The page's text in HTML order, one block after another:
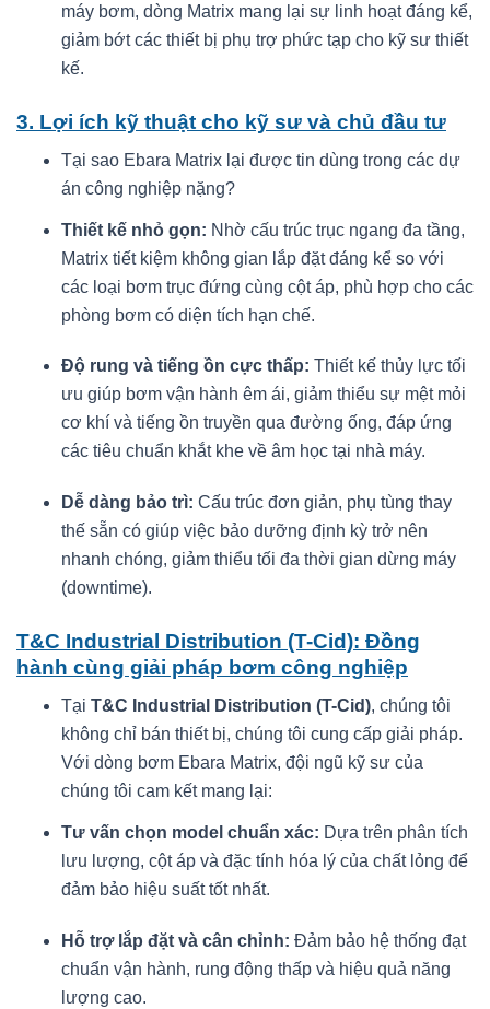
máy bơm, dòng Matrix mang lại sự linh hoạt đáng kể,
giảm bớt các thiết bị phụ trợ phức tạp cho kỹ sư thiết
kế.
3. Lợi ích kỹ thuật cho kỹ sư và chủ đầu tư
Tại sao Ebara Matrix lại được tin dùng trong các dự
án công nghiệp nặng?
Thiết kế nhỏ gọn: Nhờ cấu trúc trục ngang đa tầng,
Matrix tiết kiệm không gian lắp đặt đáng kể so với
các loại bơm trục đứng cùng cột áp, phù hợp cho các
phòng bơm có diện tích hạn chế.
Độ rung và tiếng ồn cực thấp: Thiết kế thủy lực tối
ưu giúp bơm vận hành êm ái, giảm thiểu sự mệt mỏi
cơ khí và tiếng ồn truyền qua đường ống, đáp ứng
các tiêu chuẩn khắt khe về âm học tại nhà máy.
Dễ dàng bảo trì: Cấu trúc đơn giản, phụ tùng thay
thế sẵn có giúp việc bảo dưỡng định kỳ trở nên
nhanh chóng, giảm thiểu tối đa thời gian dừng máy
(downtime).
T&C Industrial Distribution (T-Cid): Đồng
hành cùng giải pháp bơm công nghiệp
Tại T&C Industrial Distribution (T-Cid), chúng tôi
không chỉ bán thiết bị, chúng tôi cung cấp giải pháp.
Với dòng bơm Ebara Matrix, đội ngũ kỹ sư của
chúng tôi cam kết mang lại:
Tư vấn chọn model chuẩn xác: Dựa trên phân tích
lưu lượng, cột áp và đặc tính hóa lý của chất lỏng để
đảm bảo hiệu suất tốt nhất.
Hỗ trợ lắp đặt và cân chỉnh: Đảm bảo hệ thống đạt
chuẩn vận hành, rung động thấp và hiệu quả năng
lượng cao.